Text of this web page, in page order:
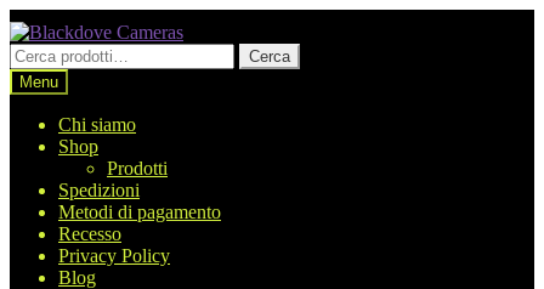
Vai
alla
navigazione
Vai
al
contenuto
Cerca:
Cerca
Menu
Chi siamo
Shop
Prodotti
Spedizioni
Metodi di pagamento
Recesso
Privacy Policy
Blog